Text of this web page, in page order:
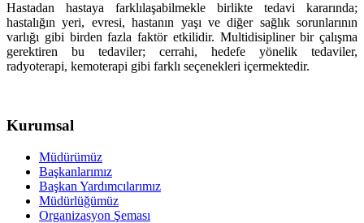
Hastadan hastaya farklılaşabilmekle birlikte tedavi kararında;
hastalığın yeri, evresi, hastanın yaşı ve diğer sağlık sorunlarının
varlığı gibi birden fazla faktör etkilidir. Multidisipliner bir çalışma
gerektiren bu tedaviler; cerrahi, hedefe yönelik tedaviler,
radyoterapi, kemoterapi gibi farklı seçenekleri içermektedir.
Kurumsal
Müdürümüz
Başkanlarımız
Başkan Yardımcılarımız
Müdürlüğümüz
Organizasyon Şeması